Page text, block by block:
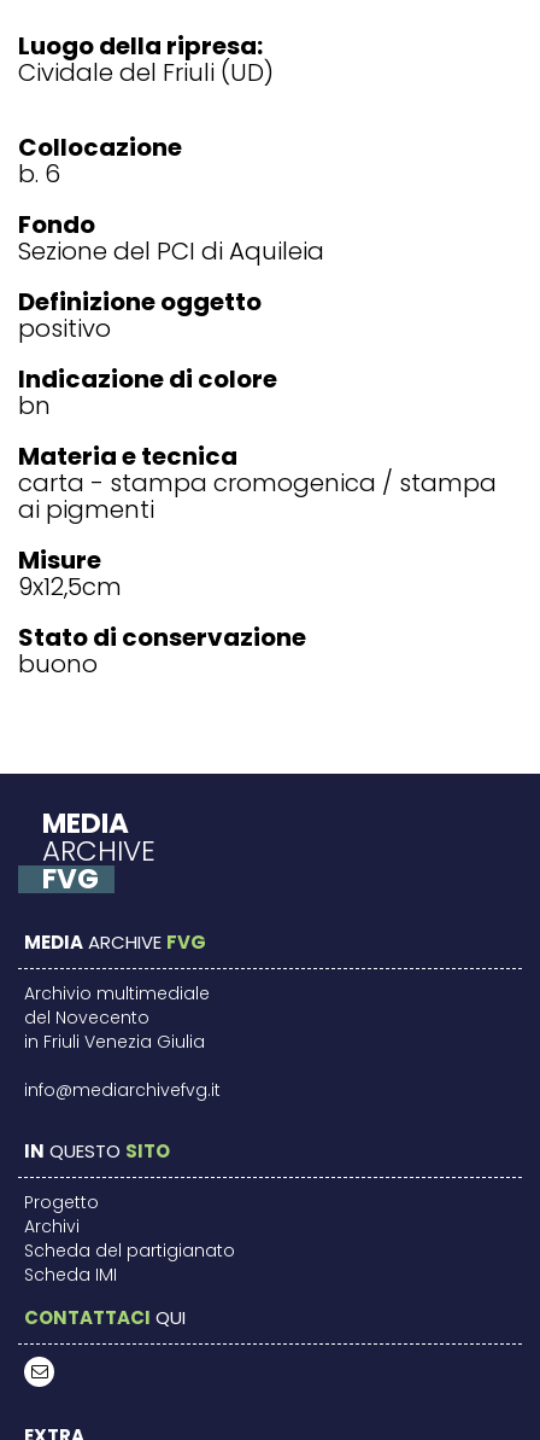
Luogo della ripresa:
Cividale del Friuli (UD)
Collocazione
b. 6
Fondo
Sezione del PCI di Aquileia
Definizione oggetto
positivo
Indicazione di colore
bn
Materia e tecnica
carta - stampa cromogenica / stampa
ai pigmenti
Misure
9x12,5cm
Stato di conservazione
buono
MEDIA
ARCHIVE
FVG
MEDIAARCHIVE FVG
Archivio multimediale
del Novecento
in Friuli Venezia Giulia
info@mediarchivefvg.it
IN QUESTO SITO
Progetto
Archivi
Scheda del partigianato
Scheda IMI
CONTATTACI QUI